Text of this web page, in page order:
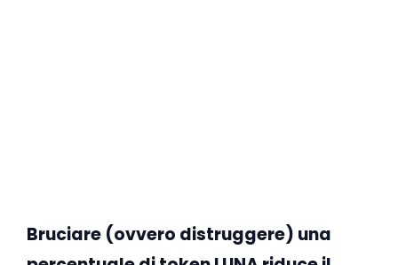
Bruciare (ovvero distruggere) una